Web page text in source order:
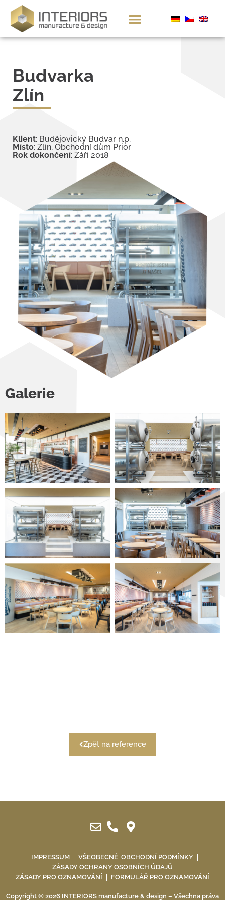
Budvarka
Zlín
Klient: Budějovický Budvar n.p.
Místo: Zlín, Obchodní dům Prior
Rok dokončení: Září 2018
Galerie
Zpět na reference
IMPRESSUM
VŠEOBECNÉ OBCHODNÍ PODMÍNKY
ZÁSADY OCHRANY OSOBNÍCH ÚDAJŮ
ZÁSADY PRO OZNAMOVÁNÍ
FORMULÁŘ PRO OZNAMOVÁNÍ
Copyright © 2026 INTERIORS manufacture & design – Všechna práva